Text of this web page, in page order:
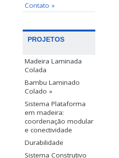
Contato »
PROJETOS
Madeira Laminada
Colada
Bambu Laminado
Colado »
Sistema Plataforma
em madeira:
coordenação modular
e conectividade
Durabilidade
Sistema Construtivo